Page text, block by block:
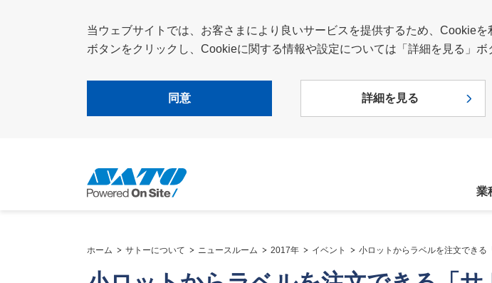
当ウェブサイトでは、お客さまにより良いサービスを提供するため、Cookie
ボタンをクリックし、Cookieに関する情報や設定については「詳細を見る」ボ
同意 詳細を見る
業
ホーム サトーについて ニュースルーム 2017年 イベント 小ロットからラベルを注文できる